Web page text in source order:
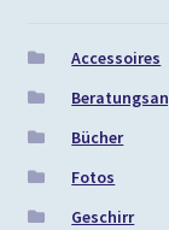
Accessoires
Bücher
Fotos
Geschirr